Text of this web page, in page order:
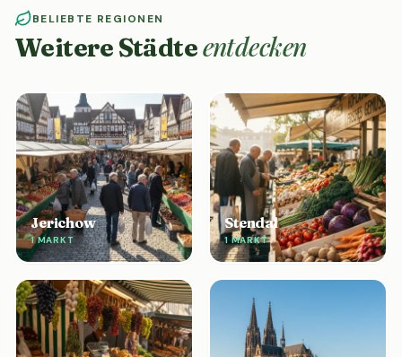
BELIEBTE REGIONEN
Weitere Städteentdecken
Jerichow
1 MARKT
Stendal
1 MARKT